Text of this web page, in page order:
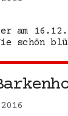
am
schön